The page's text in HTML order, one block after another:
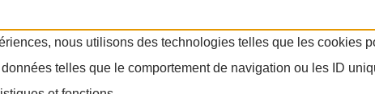
nous utilisons des technologies telles que les
telles que le comportement de navigation ou les ID